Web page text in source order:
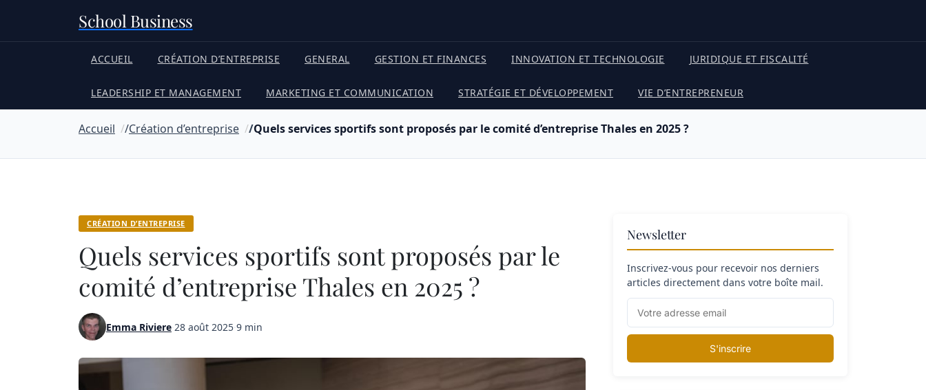
School Business
ACCUEIL CRÉATION D’ENTREPRISE GENERAL GESTION ET FINANCES INNOVATION ET TECHNOLOGIE JURIDIQUE ET FISCALITÉ
LEADERSHIP ET MANAGEMENT MARKETING ET COMMUNICATION STRATÉGIE ET DÉVELOPPEMENT VIE D’ENTREPRENEUR
Accueil Création d’entreprise Quels services sportifs sont proposés par le comité d’entreprise Thales en 2025 ?
CRÉATION D’ENTREPRISE
Quels services sportifs sont proposés par le
comité d’entreprise Thales en 2025 ?
Emma Riviere 28 août 2025 9 min
Newsletter
Inscrivez-vous pour recevoir nos derniers
articles directement dans votre boîte mail.
S'inscrire